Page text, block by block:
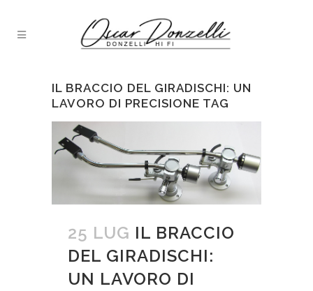
IL BRACCIO DEL GIRADISCHI: UN
LAVORO DI PRECISIONE TAG
25 LUG IL BRACCIO
DEL GIRADISCHI:
UN LAVORO DI